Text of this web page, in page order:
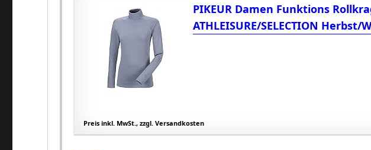
PIKEUR Damen Funktions
ATHLEISURE/SELECTION Herbst/
Preis inkl. MwSt., zzgl. Versandkosten